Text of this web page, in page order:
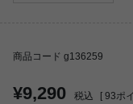
商品コード g136259
¥9,290 税込 [ 93ポ